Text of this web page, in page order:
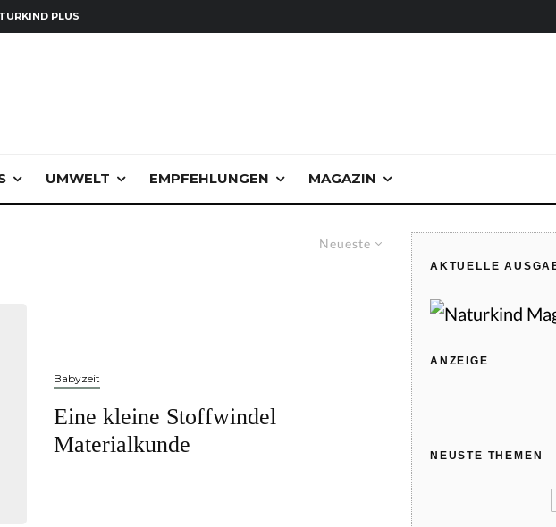
PLUS
UMWELT EMPFEHLUNGEN MAGAZIN
Neueste
Babyzeit
Eine kleine Stoffwindel
Materialkunde
AKTUELLE
ANZEIGE
NEUSTE THEMEN